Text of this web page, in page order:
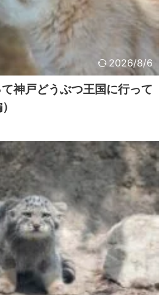
2026/8/6
神戸どうぶつ王国に行って